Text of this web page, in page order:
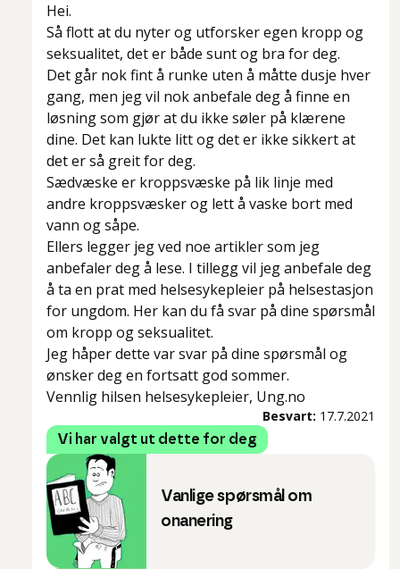
Hei.
Så flott at du nyter og utforsker egen kropp og
seksualitet, det er både sunt og bra for deg.
Det går nok fint å runke uten å måtte dusje hver
gang, men jeg vil nok anbefale deg å finne en
løsning som gjør at du ikke søler på klærene
dine. Det kan lukte litt og det er ikke sikkert at
det er så greit for deg.
Sædvæske er kroppsvæske på lik linje med
andre kroppsvæsker og lett å vaske bort med
vann og såpe.
Ellers legger jeg ved noe artikler som jeg
anbefaler deg å lese. I tillegg vil jeg anbefale deg
å ta en prat med helsesykepleier på helsestasjon
for ungdom. Her kan du få svar på dine spørsmål
om kropp og seksualitet.
Jeg håper dette var svar på dine spørsmål og
ønsker deg en fortsatt god sommer.
Vennlig hilsen helsesykepleier, Ung.no
Besvart: 17.7.2021
Vi har valgt ut dette for deg
Vanlige spørsmål om
onanering